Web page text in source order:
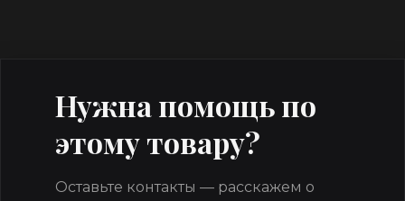
Нужна помощь по
этому товару?
Оставьте контакты — расскажем о